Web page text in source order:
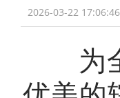
2026-03-22 17:06:46
为全